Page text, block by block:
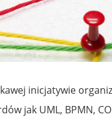
inicjatywie
jak UML, BPMN,